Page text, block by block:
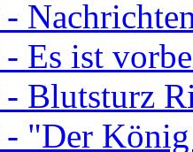
Es ist
Blutsturz
"Der